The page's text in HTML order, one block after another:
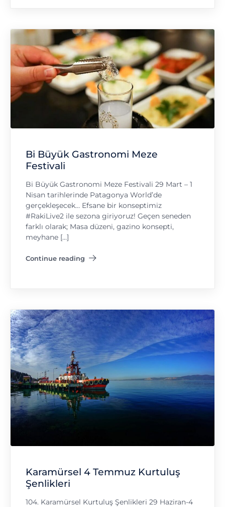
Bi Büyük Gastronomi Meze
Festivali
Bi Büyük Gastronomi Meze Festivali 29 Mart – 1
Nisan tarihlerinde Patagonya World’de
gerçekleşecek… Efsane bir konseptimiz
#RakiLive2 ile sezona giriyoruz! Geçen seneden
farklı olarak; Masa düzeni, gazino konsepti,
meyhane […]
Continue reading
"Bi Büyük Gastronomi Meze Festivali"
Karamürsel 4 Temmuz Kurtuluş
Şenlikleri
104. Karamürsel Kurtuluş Şenlikleri 29 Haziran-4